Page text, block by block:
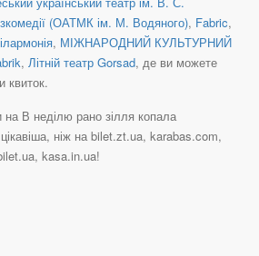
(ОАТМК ім. М. Водяного), Fabric,
, МІЖНАРОДНИЙ КУЛЬТУРНИЙ
, Літній театр Gorsad, де ви можете
квиток.
на В неділю рано зілля копала
цікавіша, ніж на bilet.zt.ua, karabas.com,
kasa.in.ua!